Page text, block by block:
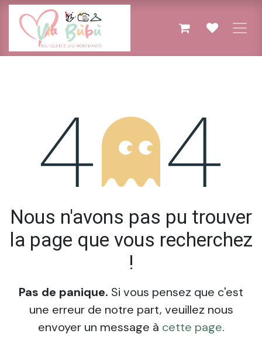
Se rendre au contenu
Erreur 404
Nous n'avons pas pu trouver
la page que vous recherchez
!
Pas de panique. Si vous pensez que c'est
une erreur de notre part, veuillez nous
envoyer un message à cette page.